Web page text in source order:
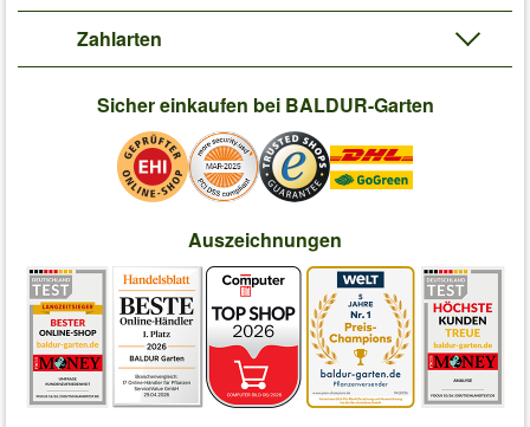
Zahlarten
Sicher einkaufen bei BALDUR-Garten
Auszeichnungen